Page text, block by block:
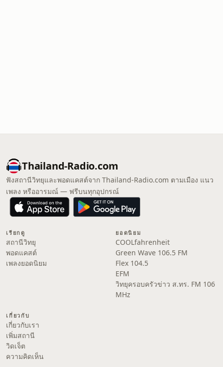
Thailand-Radio.com
ฟังสถานีวิทยุและพอดแคสต์จาก Thailand-Radio.com ตามเมือง แนว
เพลง หรืออารมณ์ — ฟรีบนทุกอุปกรณ์
เรียกดู
สถานีวิทยุ
พอดแคสต์
เพลงยอดนิยม
ยอดนิยม
COOLfahrenheit
Green Wave 106.5 FM
Flex 104.5
EFM
วิทยุครอบครัวข่าว ส.ทร. FM 106
MHz
เกี่ยวกับ
เกี่ยวกับเรา
เพิ่มสถานี
วิดเจ็ต
ความคิดเห็น